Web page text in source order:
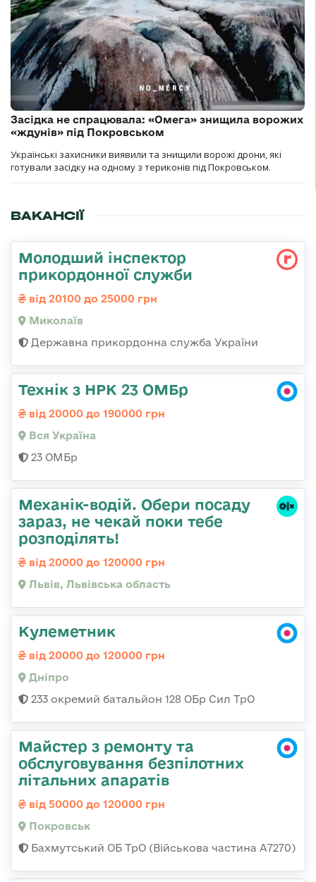
Засідка не спрацювала: «Омега» знищила ворожих
«ждунів» під Покровськом
Українські захисники виявили та знищили ворожі дрони, які
готували засідку на одному з териконів під Покровськом.
ВАКАНСІЇ
Молодший інспектор
прикордонної служби
від 20100 до 25000 грн
Миколаїв
Державна прикордонна служба України
Технік з НРК 23 ОМБр
від 20000 до 190000 грн
Вся Україна
23 ОМБр
Механік-водій. Обери посаду
зараз, не чекай поки тебе
розподілять!
від 20000 до 120000 грн
Львів, Львівська область
Кулеметник
від 20000 до 120000 грн
Дніпро
233 окремий батальйон 128 ОБр Сил ТрО
Майстер з ремонту та
обслуговування безпілотних
літальних апаратів
від 50000 до 120000 грн
Покровськ
Бахмутський ОБ ТрО (Військова частина А7270)